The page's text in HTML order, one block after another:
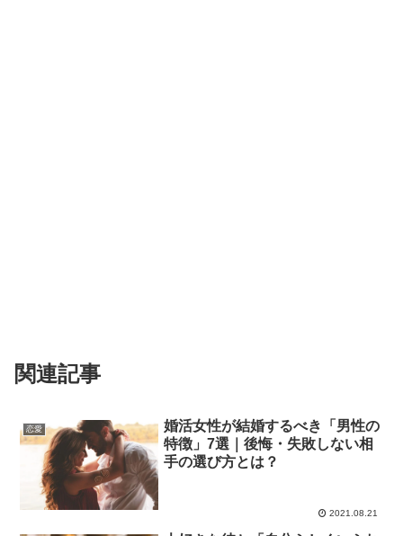
関連記事
恋愛
婚活女性が結婚するべき「男性の
特徴」7選｜後悔・失敗しない相
手の選び方とは？
2021.08.21